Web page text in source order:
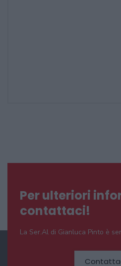
Per ulteriori
contattaci!
La Ser.Al di Gianluca Pinto è